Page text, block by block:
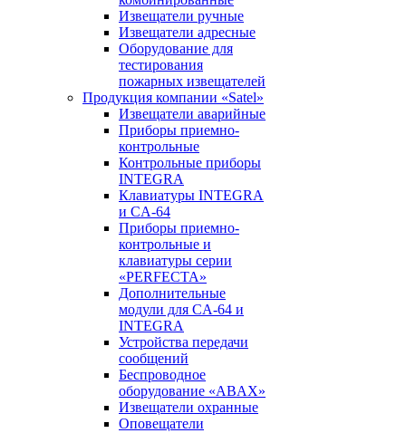
Извещатели ручные
Извещатели адресные
Оборудование для
тестирования
пожарных извещателей
Продукция компании «Satel»
Извещатели аварийные
Приборы приемно-
контрольные
Контрольные приборы
INTEGRA
Клавиатуры INTEGRA
и CA-64
Приборы приемно-
контрольные и
клавиатуры серии
«PERFECTA»
Дополнительные
модули для CA-64 и
INTEGRA
Устройства передачи
сообщений
Беспроводное
оборудование «ABAX»
Извещатели охранные
Оповещатели